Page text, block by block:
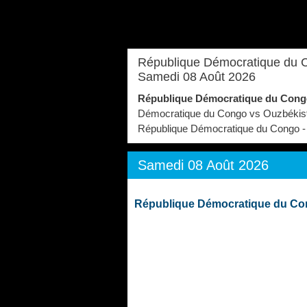
République Démocratique du
Samedi 08 Août 2026
République Démocratique du
Démocratique du Congo vs
République Démocratique du Congo
Samedi 08 Août 2026
République Démocratique du